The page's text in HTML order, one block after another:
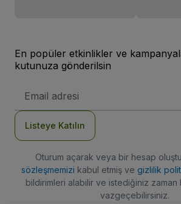
En popüler etkinlikler ve
kutunuza gönderilsin
posta
Listeye Katılın
Oturum açarak veya bir hesap
sözleşmemizi kabul etmiş ve gizlilik
bildirimleri alabilir ve istediğiniz zaman
vazgeçebilirsiniz.